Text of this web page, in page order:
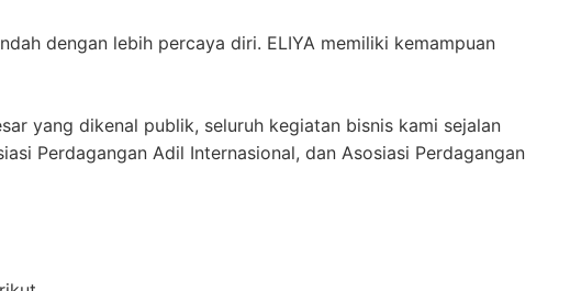
dengan lebih percaya diri. ELIYA memiliki kemampuan
yang dikenal publik, seluruh kegiatan bisnis kami sejalan
Perdagangan Adil Internasional, dan Asosiasi Perdagangan